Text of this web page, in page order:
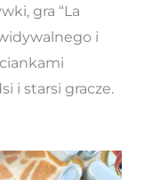
gra “La
i
i starsi gracze.